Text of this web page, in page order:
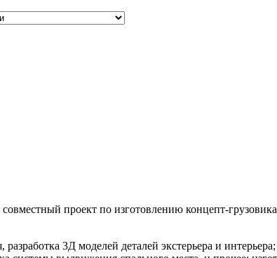
проект по изготовлению концепт-грузовика
3Д моделей деталей экстерьера и